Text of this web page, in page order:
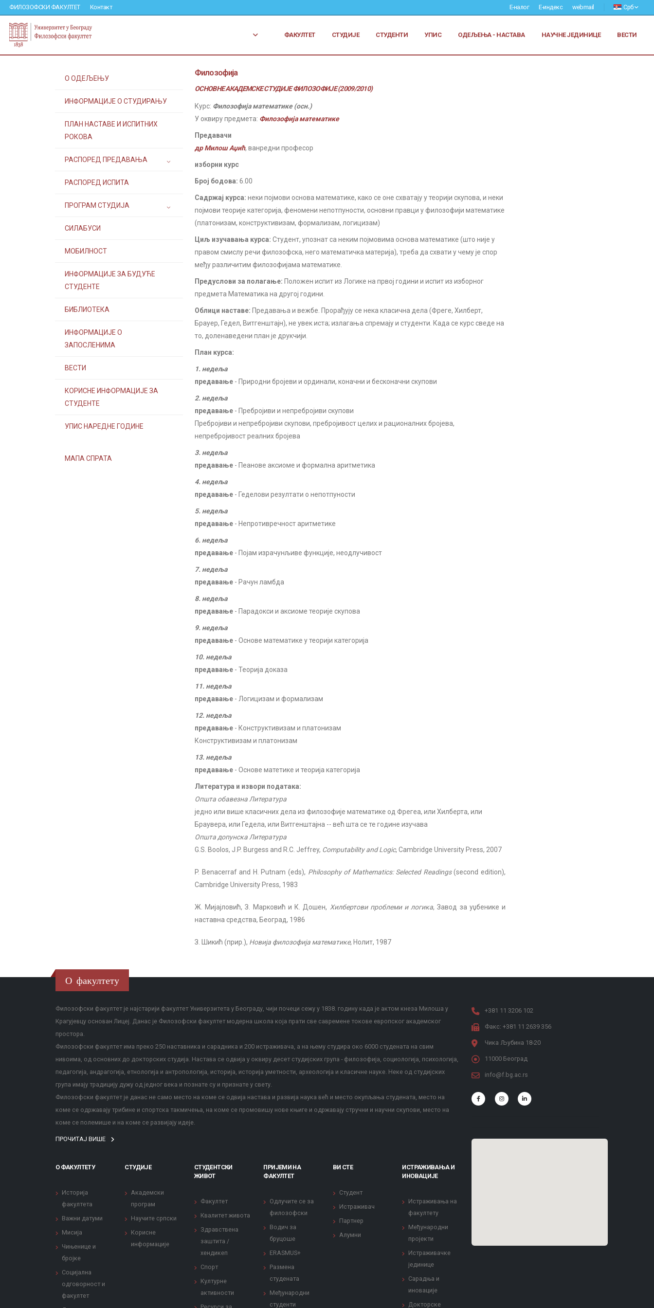
ФИЛОЗОФСКИ ФАКУЛТЕТ Контакт Е-налог Е-индекс webmail Срб
ФАКУЛТЕТ СТУДИЈЕ СТУДЕНТИ УПИС ОДЕЉЕЊА - НАСТАВА НАУЧНЕ ЈЕДИНИЦЕ ВЕСТИ
О ОДЕЉЕЊУ
ИНФОРМАЦИЈЕ О СТУДИРАЊУ
ПЛАН НАСТАВЕ И ИСПИТНИХ
РОКОВА
РАСПОРЕД ПРЕДАВАЊА
РАСПОРЕД ИСПИТА
ПРОГРАМ СТУДИЈА
СИЛАБУСИ
МОБИЛНОСТ
ИНФОРМАЦИЈЕ ЗА БУДУЋЕ
СТУДЕНТЕ
БИБЛИОТЕКА
ИНФОРМАЦИЈЕ О
ЗАПОСЛЕНИМА
ВЕСТИ
КОРИСНЕ ИНФОРМАЦИЈЕ ЗА
СТУДЕНТЕ
УПИС НАРЕДНЕ ГОДИНЕ
МАПА СПРАТА
Филозофија
ОСНОВНЕ АКАДЕМСКЕ СТУДИЈЕ ФИЛОЗОФИЈЕ (2009/2010)
Курс: Филозофија математике (осн.)
У оквиру предмета: Филозофија математике
Предавачи
др Милош Аџић, ванредни професор
изборни курс
Број бодова: 6.00
Садржај курса: неки појмови основа математике, како се оне схватају у теорији скупова, и неки
појмови теорије категорија, феномени непотпуности, основни правци у филозофији математике
(платонизам, конструктивизам, формализам, логицизам)
Циљ изучавања курса: Студент, упознат са неким појмовима основа математике (што није у
правом смислу речи филозофска, него математичка материја), треба да схвати у чему је спор
међу различитим филозофијама математике.
Предуслови за полагање: Положен испит из Логике на првој години и испит из изборног
предмета Математика на другој години.
Облици наставе: Предавања и вежбе. Прорађују се нека класична дела (Фреге, Хилберт,
Брауер, Гедел, Витгенштајн), не увек иста; излагања спремају и студенти. Када се курс сведе на
то, доленаведени план је друкчији.
План курса:
1. недеља
предавање - Природни бројеви и ординали, коначни и бесконачни скупови
2. недеља
предавање - Пребројиви и непребројиви скупови
Пребројиви и непребројиви скупови, пребројивост целих и рационалних бројева,
непребројивост реалних бројева
3. недеља
предавање - Пеанове аксиоме и формална аритметика
4. недеља
предавање - Геделови резултати о непотпуности
5. недеља
предавање - Непротивречност аритметике
6. недеља
предавање - Појам израчунљиве функције, неодлучивост
7. недеља
предавање - Рачун ламбда
8. недеља
предавање - Парадокси и аксиоме теорије скупова
9. недеља
предавање - Основе математике у теорији категорија
10. недеља
предавање - Теорија доказа
11. недеља
предавање - Логицизам и формализам
12. недеља
предавање - Конструктивизам и платонизам
Конструктивизам и платонизам
13. недеља
предавање - Основе матетике и теорија категорија
Литература и извори података:
Општа обавезна Литература
једно или више класичних дела из филозофије математике од Фрегеа, или Хилберта, или
Браувера, или Гедела, или Витгенштајна -- већ шта се те године изучава
Општа допунска Литература
G.S. Boolos, J.P. Burgess and R.C. Jeffrey, Computability and Logic, Cambridge University Press, 2007
P. Benacerraf and H. Putnam (eds), Philosophy of Mathematics: Selected Readings(second edition),
Cambridge University Press, 1983
Ж. Мијајловић, З. Марковић и К. Дошен, Хилбертови проблеми и логика, Завод за уџбенике и
наставна средства, Београд, 1986
З. Шикић (прир.), Новија филозофија математике, Нолит, 1987
О факултету
Филозофски факултет је најстарији факултет Универзитета у Београду, чији почеци сежу у 1838. годину када је актом кнеза Милоша у
Крагујевцу основан Лицеј. Данас је Филозофски факултет модерна школа која прати све савремене токове европског академског
простора.
Филозофски факултет има преко 250 наставника и сарадника и 200 истраживача, а на њему студира око 6000 студената на свим
нивоима, од основних до докторских студија. Настава се одвија у оквиру десет студијских група - филозофија, социологија, психологија,
педагогија, андрагогија, етнологија и антропологија, историја, историја уметности, археологија и класичне науке. Неке од студијских
група имају традицију дужу од једног века и познате су и признате у свету.
Филозофски факултет је данас не само место на коме се одвија настава и развија наука већ и место окупљања студената, место на
коме се одржавају трибине и спортска такмичења, на коме се промовишу нове књиге и одржавају стручни и научни скупови, место на
коме се полемише и на коме се развијају идеје.
ПРОЧИТАЈ ВИШЕ
О ФАКУЛТЕТУ
Историја
факултета
Важни датуми
Мисија
Чињенице и
бројке
Социјална
одговорност и
факултет
СТУДИЈЕ
Академски
програм
Научите српски
Корисне
информације
СТУДЕНТСКИ
ЖИВОТ
Факултет
Квалитет живота
Здравствена
заштита /
хендикеп
Спорт
Културне
активности
ПРИЈЕМИ НА
ФАКУЛТЕТ
Одлучите се за
филозофски
Водич за
бруцоше
ERASMUS+
Размена
студената
Међународни
студенти
ВИ СТЕ
Студент
Истраживач
Партнер
Алумни
ИСТРАЖИВАЊА И
ИНОВАЦИЈЕ
Истраживања на
факултету
Међународни
пројекти
Истраживачке
јединице
Сарадња и
иновације
Докторске
+381 11 3206 102
Факс: +381 11 2639 356
Чика Љубина 18-20
11000 Београд
info@f.bg.ac.rs